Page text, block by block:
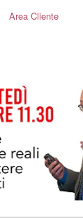
Area Cliente